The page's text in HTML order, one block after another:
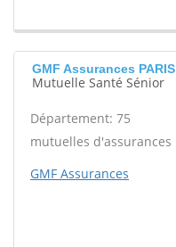
GMF Assurances PARIS
Mutuelle Santé Sénior
Département: 75
mutuelles d'assurances
GMF Assurances